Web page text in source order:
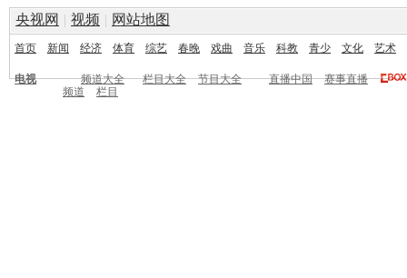
央视网 | 视频 | 网站地图
首页 新闻 经济 体育 综艺 春晚 戏曲 音乐 科教 青少 文化 艺术
电视 频道大全 栏目大全 节目大全 直播中国
赛事直播
频道
栏目